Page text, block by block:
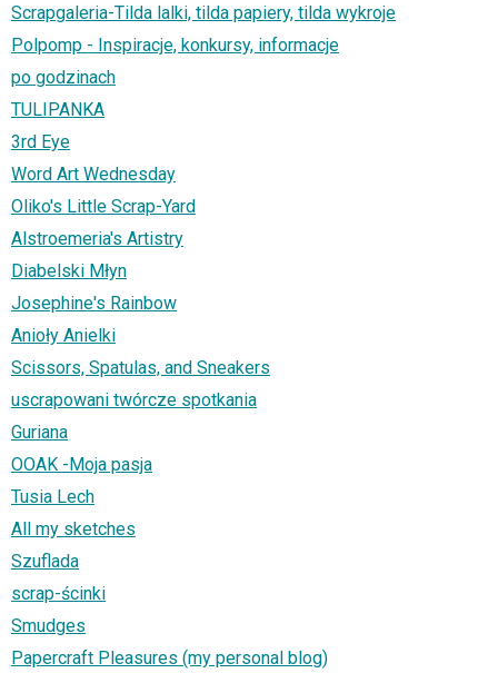
Scrapgaleria-Tilda lalki, tilda papiery, tilda wykroje
Polpomp - Inspiracje, konkursy, informacje
po godzinach
TULIPANKA
3rd Eye
Word Art Wednesday
Oliko's Little Scrap-Yard
Alstroemeria's Artistry
Diabelski Młyn
Josephine's Rainbow
Anioły Anielki
Scissors, Spatulas, and Sneakers
uscrapowani twórcze spotkania
Guriana
OOAK -Moja pasja
Tusia Lech
All my sketches
Szuflada
scrap-ścinki
Smudges
Papercraft Pleasures (my personal blog)